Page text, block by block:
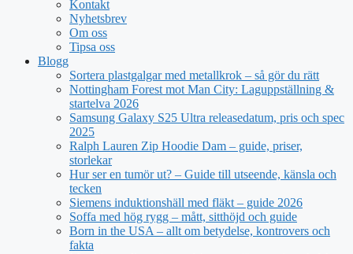
Kontakt
Nyhetsbrev
Om oss
Tipsa oss
Blogg
Sortera plastgalgar med metallkrok – så gör du rätt
Nottingham Forest mot Man City: Laguppställning &
startelva 2026
Samsung Galaxy S25 Ultra releasedatum, pris och spec
2025
Ralph Lauren Zip Hoodie Dam – guide, priser,
storlekar
Hur ser en tumör ut? – Guide till utseende, känsla och
tecken
Siemens induktionshäll med fläkt – guide 2026
Soffa med hög rygg – mått, sitthöjd och guide
Born in the USA – allt om betydelse, kontrovers och
fakta